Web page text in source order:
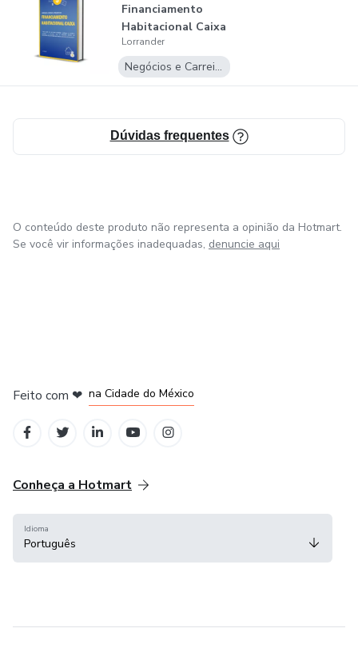
Financiamento
Habitacional Caixa
Lorrander
Negócios e Carreira
Dúvidas frequentes
O conteúdo deste produto não representa a opinião da Hotmart.
Se você vir informações inadequadas, denuncie aqui
Feito com ❤ na Cidade do México
Conheça a Hotmart
Idioma
Português